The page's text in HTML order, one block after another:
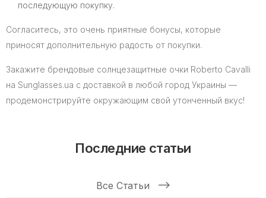
последующую покупку.
Согласитесь, это очень приятные бонусы, которые
приносят дополнительную радость от покупки.
Закажите брендовые солнцезащитные очки Roberto Cavalli
на Sunglasses.ua с доставкой в любой город Украины —
продемонстрируйте окружающим свой утонченный вкус!
Последние статьи
Все Статьи